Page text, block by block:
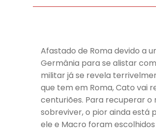
Afastado de Roma devido a
Germânia para se alistar
militar já se revela
que tem em Roma, Cato vai
centuriões. Para recuperar o
sobreviver, o pior ainda está
ele e Macro foram